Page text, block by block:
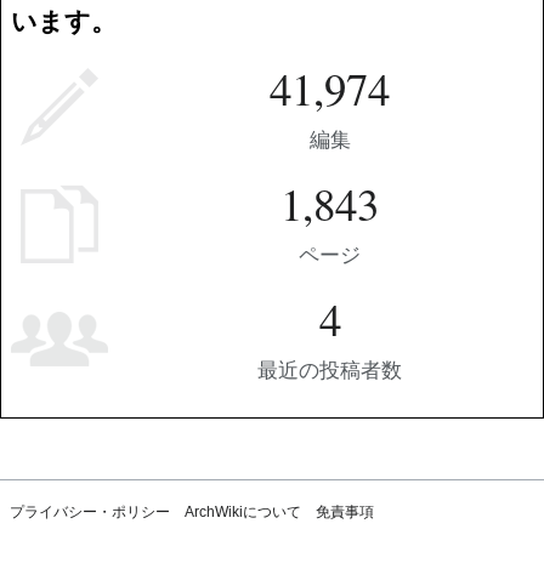
います。
41,974
編集
1,843
ページ
4
最近の投稿者数
プライバシー・ポリシー ArchWikiについて 免責事項